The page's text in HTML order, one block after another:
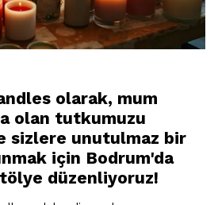
olarak, mum
olan tutkumuzu
sizlere unutulmaz bir
için Bodrum'da
düzenliyoruz!